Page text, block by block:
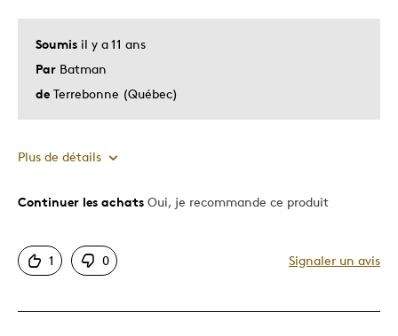
Soumis il y a 11 ans
Par Batman
de Terrebonne (Québec)
Plus de détails
Le pour
Continuer les achats Oui, je recommande ce produit
1 0 Signaler un avis